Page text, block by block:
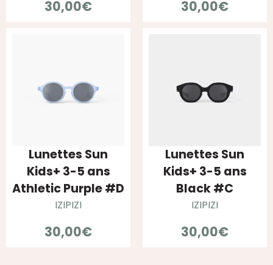
30,00€ 30,00€
Lunettes Sun
Kids+ 3-5 ans
Athletic Purple #D
IZIPIZI
30,00€
Lunettes Sun
Kids+ 3-5 ans
Black #C
IZIPIZI
30,00€